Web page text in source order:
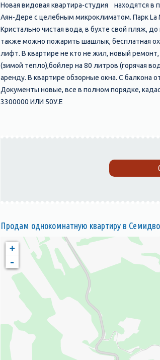
Новая видовая квартира-студия находятся
Аян-Дере с целебным микроклиматом. Парк
Кристально чистая вода, в бухте свой пляж,
также можно пожарить шашлык, бесплатная
лифт. В квартире не кто не жил, новый
(зимой тепло),бойлер на 80 литров (горячая
аренду. В квартире обзорные окна. С балкона
Документы новые, все в полном порядке,
3300000 ИЛИ 50У.Е
Продам однокомнатную квартиру в
+
-